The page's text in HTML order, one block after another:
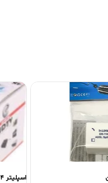
اسپلیتر 4 پورت HDMI برند XP مدل SP4N